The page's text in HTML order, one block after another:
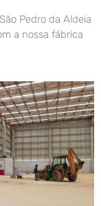
Pedro da Aldeia
a nossa fábrica